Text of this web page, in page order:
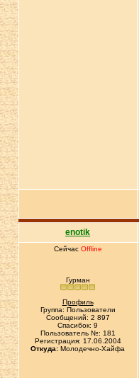
enotik
Сейчас Offline
Гурман
Профиль
Группа: Пользователи
Сообщений: 2 897
Спасибок: 9
Пользователь №: 181
Регистрация: 17.06.2004
Откуда: Молодечно-Хайфа